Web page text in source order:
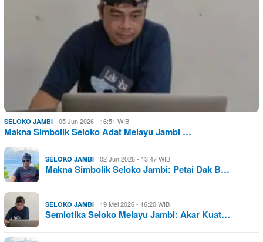
SELOKO JAMBI 05 Jun 2026 - 16:51 WIB
Makna Simbolik Seloko Adat Melayu Jambi …
SELOKO JAMBI 02 Jun 2026 - 13:47 WIB
Makna Simbolik Seloko Jambi: Petai Dak B…
SELOKO JAMBI 19 Mei 2026 - 16:20 WIB
Semiotika Seloko Melayu Jambi: Akar Kuat…